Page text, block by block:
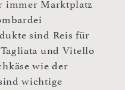
immer Marktplatz
sind Reis für
und Vitello
wie der
wichtige